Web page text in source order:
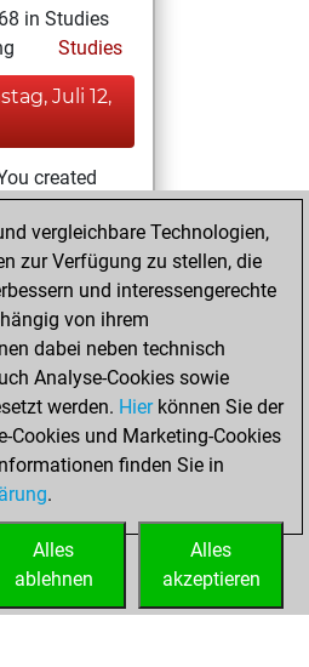
in Studies
Studies
Juli 12,
created
Studies
10, 2021
achieved a
of 8
Fritz
a new Elo
created
account
vergleichbare Technologien,
zur Verfügung zu stellen, die
und interessengerechte
von ihrem
dabei neben technisch
Analyse-Cookies sowie
werden. Hierkönnen Sie der
Cookies und Marketing-Cookies
finden Sie in
.
Alles
akzeptieren
Alles
ablehnen